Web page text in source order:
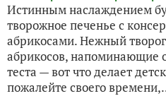
Истинным наслаждением
творожное печенье с
абрикосами. Нежный
абрикосов, напоминающие
теста — вот что делает
пожалейте своего